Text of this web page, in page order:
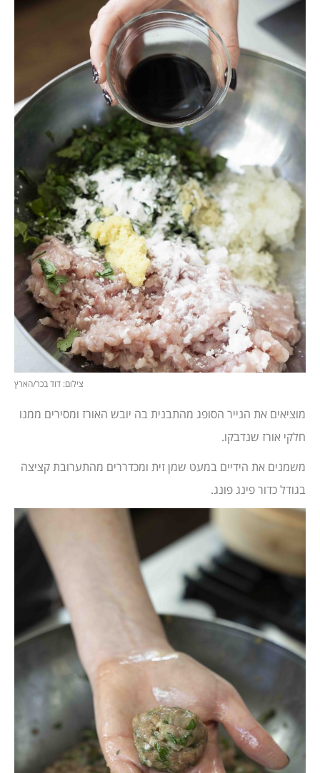
צילום: דוד בכר/הארץ
מוציאים את הנייר הסופג מהתבנית בה יובש האורז ומסירים ממנו
חלקי אורז שנדבקו.
משמנים את הידיים במעט שמן זית ומכדררים מהתערובת קציצה
בגודל כדור פינג פונג.